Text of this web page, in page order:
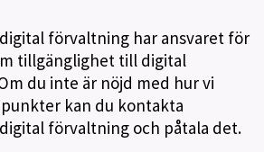
förvaltning har ansvaret för
tillgänglighet till digital
du inte är nöjd med hur vi
kan du kontakta
förvaltning och påtala det.